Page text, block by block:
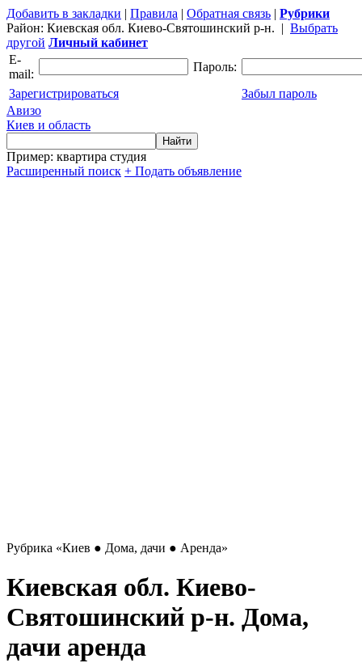
Добавить в закладки | Правила | Обратная связь | Рубрики
Район: Киевская обл. Киево-Святошинский р-н. | Выбрать
другой Личный кабинет
E-
mail:
Пароль:
Зарегистрироваться
Забыл пароль
Авизо
Киев и область
Пример: квартира студия
Расширенный поиск + Подать объявление
Рубрика «Киев ● Дома, дачи ● Аренда»
Киевская обл. Киево-
Святошинский р-н. Дома,
дачи аренда